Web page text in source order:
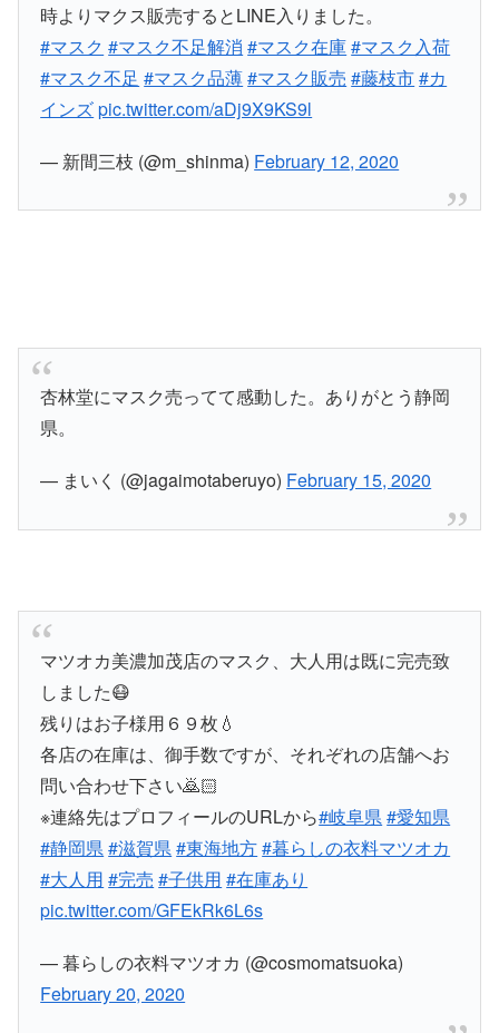
時よりマクス販売するとLINE入りました。
#マスク #マスク不足解消 #マスク在庫#マスク入荷
#マスク不足 #マスク品薄#マスク販売 #藤枝市#カ
インズpic.twitter.com/aDj9X9KS9l
— 新間三枝 (@m_shinma) February 12, 2020
杏林堂にマスク売ってて感動した。ありがとう静岡
県。
— まいく (@jagaimotaberuyo) February 15, 2020
マツオカ美濃加茂店のマスク、大人用は既に完売致
しました😷
残りはお子様用６９枚💧
各店の在庫は、御手数ですが、それぞれの店舗へお
問い合わせ下さい🙇🏻
※連絡先はプロフィールのURLから#岐阜県#愛知県
#静岡県#滋賀県#東海地方#暮らしの衣料マツオカ
#大人用 #完売 #子供用 #在庫あり
pic.twitter.com/GFEkRk6L6s
— 暮らしの衣料マツオカ (@cosmomatsuoka)
February 20, 2020